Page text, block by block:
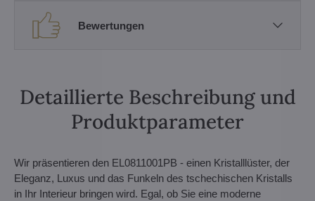
Bewertungen
Detaillierte Beschreibung und
Produktparameter
Wir präsentieren den EL0811001PB - einen Kristalllüster, der
Eleganz, Luxus und das Funkeln des tschechischen Kristalls
in Ihr Interieur bringen wird. Egal, ob Sie eine moderne